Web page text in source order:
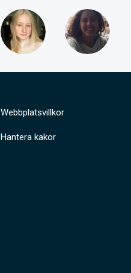
Webbplatsvillkor
Hantera kakor